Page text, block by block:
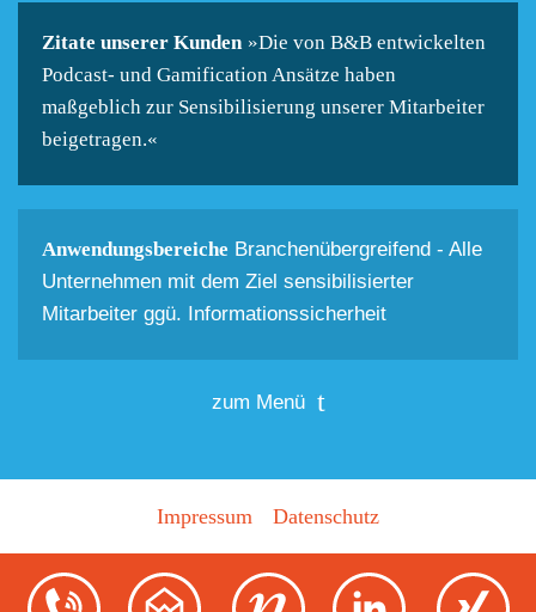
Zitate unserer Kunden »Die von B&B entwickelten
Podcast- und Gamification Ansätze haben
maßgeblich zur Sensibilisierung unserer Mitarbeiter
beigetragen.«
Anwendungsbereiche Branchenübergreifend - Alle
Unternehmen mit dem Ziel sensibilisierter
Mitarbeiter ggü. Informationssicherheit
zum Menü
Impressum Datenschutz